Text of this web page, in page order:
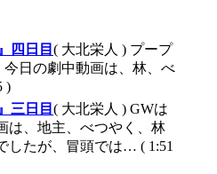
四日目 ( 大北栄人 ) プープ
日の劇中動画は、林、べ
)
三日目 ( 大北栄人 ) GWは
は、地主、べつやく、林
したが、冒頭では… ( 1:51